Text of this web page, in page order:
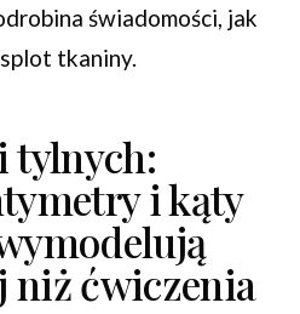
świadomości, jak
tkaniny.
tylnych:
i kąty
niż ćwiczenia